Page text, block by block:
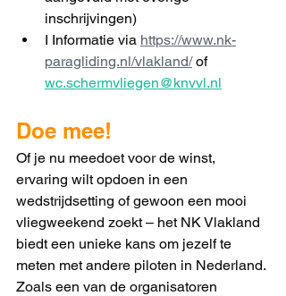
inschrijvingen)
I Informatie via https://www.nk-
paragliding.nl/vlakland/ of
wc.schermvliegen@knvvl.nl
Doe mee!
Of je nu meedoet voor de winst,
ervaring wilt opdoen in een
wedstrijdsetting of gewoon een mooi
vliegweekend zoekt – het NK Vlakland
biedt een unieke kans om jezelf te
meten met andere piloten in Nederland.
Zoals een van de organisatoren